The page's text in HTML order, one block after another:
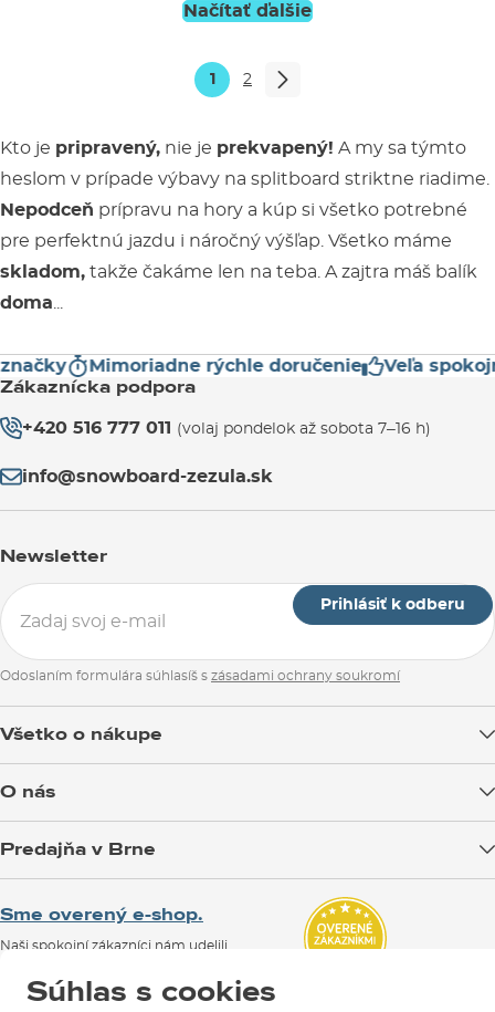
Načítať ďalšie
1 2
Kto je pripravený, nie je prekvapený! A my sa týmto
heslom v prípade výbavy na splitboard striktne riadime.
Nepodceň prípravu na hory a kúp si všetko potrebné
pre perfektnú jazdu i náročný výšľap. Všetko máme
skladom, takže čakáme len na teba. A zajtra máš balík
doma
Mimoriadne rýchle doručenie Veľa
Zákaznícka podpora
+420 516 777 011 (volaj pondelok až sobota 7–16 h)
info@snowboard-zezula.sk
Newsletter
Prihlásiť k odberu
Odoslaním formulára súhlasíš s zásadami ochrany soukromí
Všetko o nákupe
Výmena a vrátenie tovaru
Reklamácie
Návody na použitie a údržbu
Kontakty
O nás
SNOWBOARD ZEZULA Team
Ako si vybrať vybavenie
Predajňa v Brne
Mapa a ako k nám
Požičovňa
Sme overený e-shop.
Naši spokojní zákazníci nám udelili
Súhlas s cookies